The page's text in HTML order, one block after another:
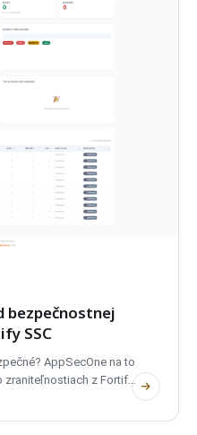
bezpečnostnej
SSC
AppSecOne na to
zraniteľnostiach z Fortify